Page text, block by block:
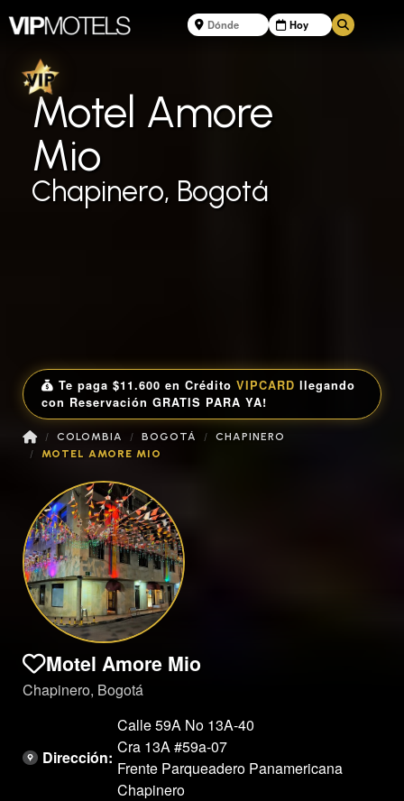
Motel Amore
Mio
Chapinero, Bogotá
Te paga $11.600 en Crédito VIPCARD llegando
con Reservación GRATIS PARA YA!
COLOMBIA BOGOTÁ
CHAPINERO
MOTEL AMORE MIO
Motel Amore Mio
Chapinero, Bogotá
Dirección:
Calle 59A No 13A-40
Cra 13A #59a-07
Frente Parqueadero Panamericana
Chapinero